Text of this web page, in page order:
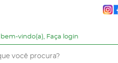
bem-vindo(a), Faça login